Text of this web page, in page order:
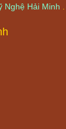
Nghệ Hải Minh